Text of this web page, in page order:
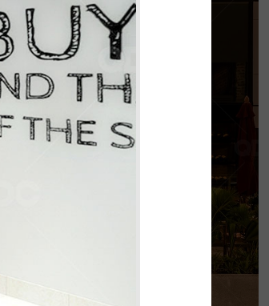
điểm đến lý tưởng cho trải
mang phong cách công